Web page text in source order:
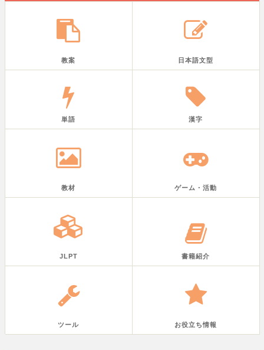
教案 日本語文型
単語 漢字
教材 ゲーム・活動
JLPT 書籍紹介
ツール お役立ち情報